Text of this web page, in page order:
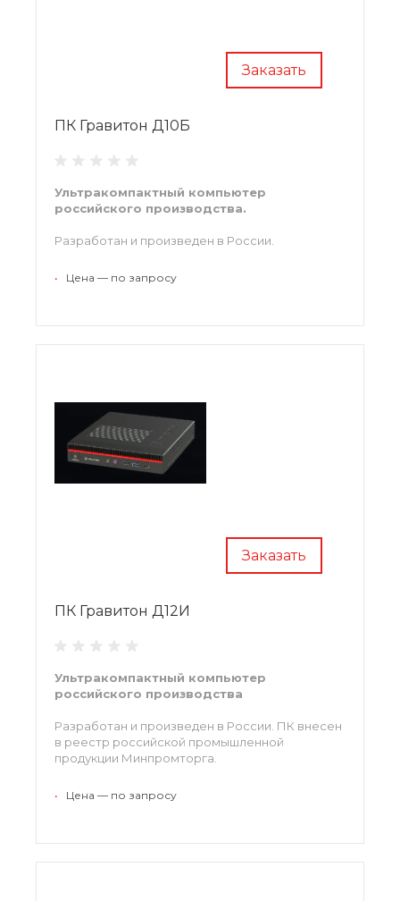
Заказать
ПК Гравитон Д10Б
Ультракомпактный компьютер
российского производства.
Разработан и произведен в России.
• Цена — по запросу
Заказать
ПК Гравитон Д12И
Ультракомпактный компьютер
российского производства
Разработан и произведен в России. ПК внесен
в реестр российской промышленной
продукции Минпромторга.
• Цена — по запросу